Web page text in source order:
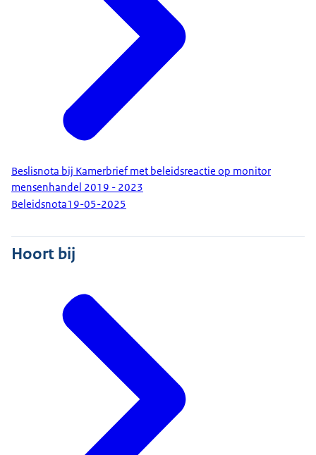
Beslisnota bij Kamerbrief met beleidsreactie op monitor
mensenhandel 2019 - 2023
Beleidsnota19-05-2025
Hoort bij